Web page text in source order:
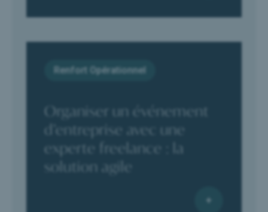
Organiser un événement
d’entreprise avec une
experte freelance : la
solution agile
Renfort Opérationnel